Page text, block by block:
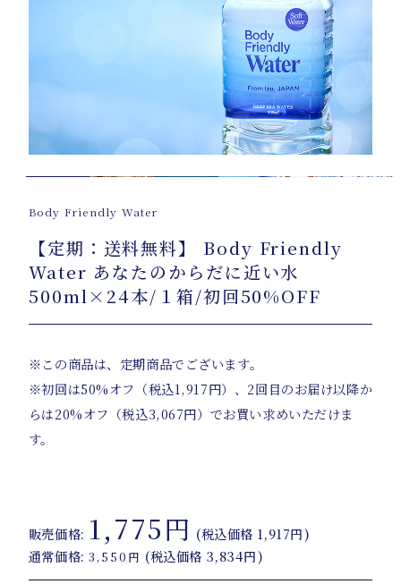
Body Friendly Water
【定期：送料無料】 Body Friendly
Water あなたのからだに近い水
500ml×24本/１箱/初回50%OFF
※この商品は、定期商品でございます。
※初回は50%オフ（税込1,917円）、2回目のお届け以降か
らは20%オフ（税込3,067円）でお買い求めいただけま
す。
販売価格: 1,775円 (税込価格 1,917円)
通常価格:3,550円 (税込価格 3,834円)